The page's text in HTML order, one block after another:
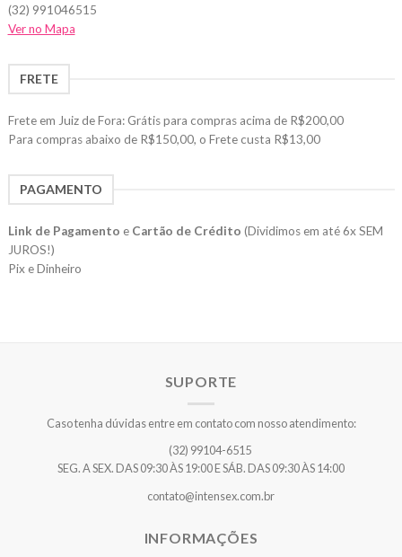
(32) 991046515
Ver no Mapa
FRETE
Frete em Juiz de Fora: Grátis para compras acima de R$200,00
Para compras abaixo de R$150,00, o Frete custa R$13,00
PAGAMENTO
Link de Pagamento e Cartão de Crédito (Dividimos em até 6x SEM
JUROS!)
Pix e Dinheiro
SUPORTE
Caso tenha dúvidas entre em contato com nosso atendimento:
(32) 99104-6515
SEG. A SEX. DAS 09:30 ÀS 19:00 E SÁB. DAS 09:30 ÀS 14:00
contato@intensex.com.br
INFORMAÇÕES